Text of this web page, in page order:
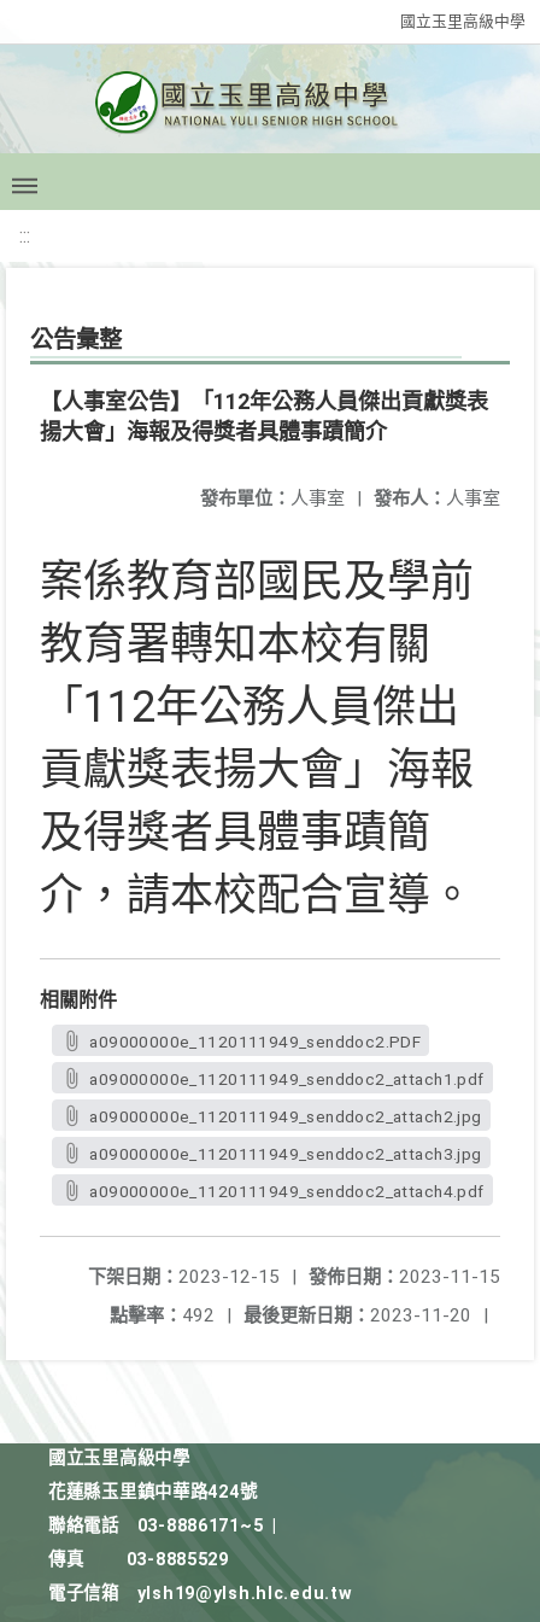
國立玉里高級中學
:::
公告彙整
【人事室公告】「112年公務人員傑出貢獻獎表
揚大會」海報及得獎者具體事蹟簡介
發布人： 人事室
發布單位： 人事室 |
案係教育部國民及學前
教育署轉知本校有關
「112年公務人員傑出
貢獻獎表揚大會」海報
及得獎者具體事蹟簡
介，請本校配合宣導。
相關附件
a09000000e_1120111949_senddoc2.PDF
a09000000e_1120111949_senddoc2_attach1.pdf
a09000000e_1120111949_senddoc2_attach2.jpg
a09000000e_1120111949_senddoc2_attach3.jpg
a09000000e_1120111949_senddoc2_attach4.pdf
發佈日期： 2023-11-15
下架日期： 2023-12-15
|
最後更新日期： 2023-11-20 |
點擊率： 492 |
國立玉里高級中學
花蓮縣玉里鎮中華路424號
聯絡電話
03-8886171~5
傳真
03-8885529
電子信箱
ylsh19@ylsh.hlc.edu.tw